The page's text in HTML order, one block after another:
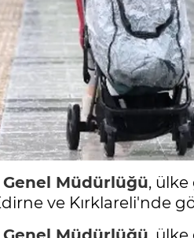
Müdürlüğü, ülke
ve Kırklareli'nde